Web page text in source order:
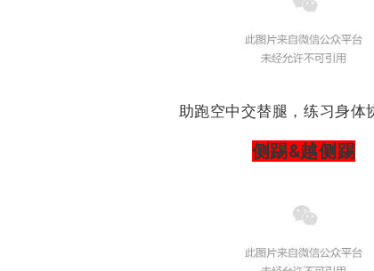
助跑空中交替腿，练习身体
侧踢&越侧踢